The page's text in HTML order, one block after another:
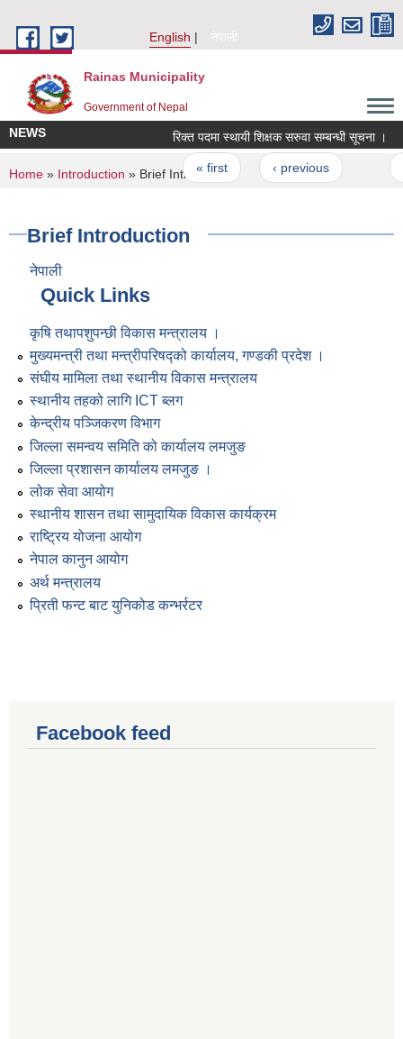
English
नेपाली
Rainas Municipality
Government of Nepal
NEWS रिक्त पदमा स्थायी शिक्षक सरुवा सम्बन्धी सूचना ।
Pages
« first ‹ previous
You are here
Home » Introduction » Brief Introduction
Brief Introduction
नेपाली
Quick Links
कृषि तथापशुपन्छी विकास मन्त्रालय ।
मुख्यमन्त्री तथा मन्त्रीपरिषद्को कार्यालय, गण्डकी प्रदेश ।
संघीय मामिला तथा स्थानीय विकास मन्त्रालय
स्थानीय तहको लागि ICT ब्लग
केन्द्रीय पञ्जिकरण विभाग
जिल्ला समन्वय समिति को कार्यालय लमजुङ
जिल्ला प्रशासन कार्यालय लमजुङ ।
लोक सेवा आयोग
स्थानीय शासन तथा सामुदायिक विकास कार्यक्रम
राष्ट्रिय योजना आयोग
नेपाल कानुन आयोग
अर्थ मन्त्रालय
प्रिती फन्ट बाट युनिकोड कन्भर्रटर
Facebook feed